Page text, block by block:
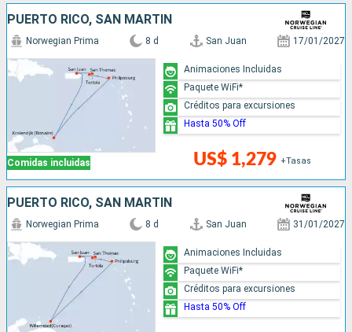
PUERTO RICO, SAN MARTÍN
Comidas incluidas
Norwegian Prima 8 d San Juan 17/01/2027
US$ 1,279 +Tasas
Animaciones Incluidas
Paquete WiFi*
Créditos para excursiones
Hasta 50% Off
PUERTO RICO, SAN MARTÍN
Norwegian Prima 8 d San Juan 31/01/2027
Animaciones Incluidas
Paquete WiFi*
Créditos para excursiones
Hasta 50% Off